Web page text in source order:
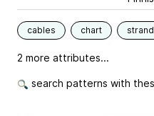
cables chart
2 more attributes...
search patterns with